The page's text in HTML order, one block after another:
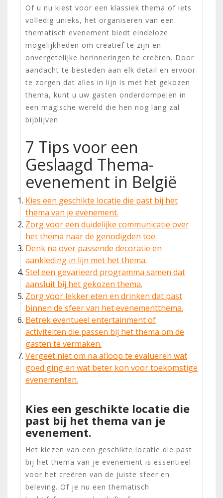
Of u nu kiest voor een klassiek thema of iets
volledig unieks, het organiseren van een
thematisch evenement biedt eindeloze
mogelijkheden om creatief te zijn en
onvergetelijke herinneringen te creëren. Door
aandacht te besteden aan elk detail en ervoor
te zorgen dat alles in lijn is met het gekozen
thema, kunt u uw gasten onderdompelen in
een magische wereld die hen nog lang zal
bijblijven.
7 Tips voor een
Geslaagd Thema-
evenement in België
Kies een geschikte locatie die past bij het
thema van je evenement.
Zorg voor een duidelijke communicatie over
het thema naar de genodigden toe.
Denk na over passende decoratie en
aankleding in lijn met het thema.
Stel een gevarieerd programma samen dat
aansluit bij het gekozen thema.
Zorg voor lekker eten en drinken dat past
binnen de sfeer van het evenementthema.
Betrek eventueel entertainment of
activiteiten die passen bij het thema om de
gasten te vermaken.
Vergeet niet om na afloop te evalueren wat
goed ging en wat beter kon voor toekomstige
evenementen.
Kies een geschikte locatie die
past bij het thema van je
evenement.
Het kiezen van een geschikte locatie die past
bij het thema van je evenement is essentieel
voor het creëren van de juiste sfeer en
beleving. Of je nu een thematisch